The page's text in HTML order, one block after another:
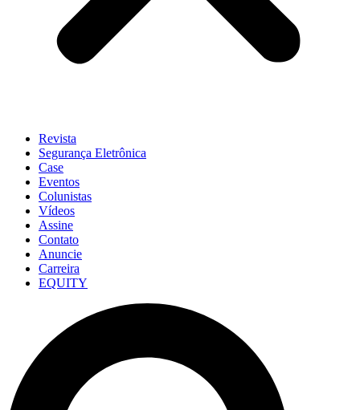
Revista
Segurança Eletrônica
Case
Eventos
Colunistas
Vídeos
Assine
Contato
Anuncie
Carreira
EQUITY